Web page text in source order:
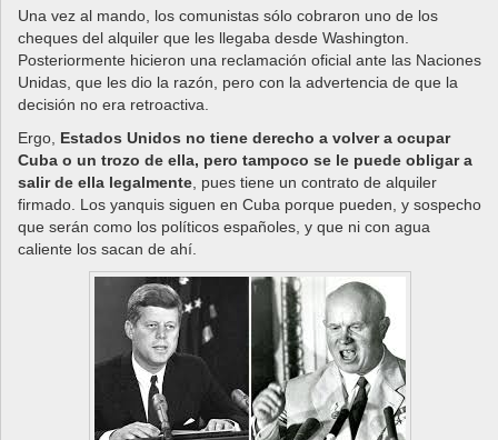
Una vez al mando, los comunistas sólo cobraron uno de los
cheques del alquiler que les llegaba desde Washington.
Posteriormente hicieron una reclamación oficial ante las Naciones
Unidas, que les dio la razón, pero con la advertencia de que la
decisión no era retroactiva.
Ergo, Estados Unidos no tiene derecho a volver a ocupar
Cuba o un trozo de ella, pero tampoco se le puede obligar a
salir de ella legalmente , pues tiene un contrato de alquiler
firmado. Los yanquis siguen en Cuba porque pueden, y sospecho
que serán como los políticos españoles, y que ni con agua
caliente los sacan de ahí.